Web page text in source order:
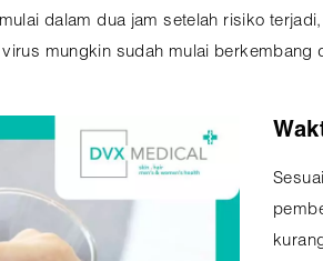
dalam dua jam setelah risiko
mungkin sudah mulai berkembang
Sesuai